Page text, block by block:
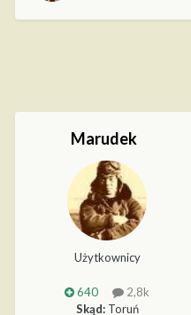
Marudek
Użytkownicy
640
2,8k
Skąd:Toruń